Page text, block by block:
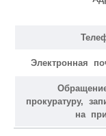
Электронная
прокуратуру,
на